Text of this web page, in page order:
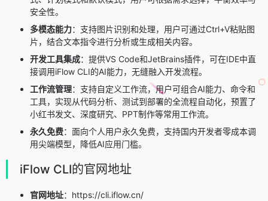
安全性。
多模态能力：支持图片识别和处理，用户可通过Ctrl+V粘贴图
片，结合文本指令进行分析或生成相关内容。
开发工具集成：提供VS Code和JetBrains插件，可在IDE中直
接调用iFlow CLI的AI能力，无缝融入开发流程。
工作流管理：支持自定义工作流，用户可组合AI能力、命令和
工具，实现从代码分析、测试到部署的全流程自动化，预置了
小红书发文、深度研究、PPT制作等常用工作流。
永久免费：面向个人用户永久免费，支持国内开发者零成本调
用尖端模型，降低AI应用门槛。
iFlow CLI的官网地址
官网地址：https://cli.iflow.cn/